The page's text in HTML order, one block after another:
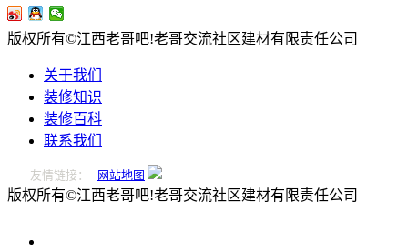
版权所有©江西老哥吧!老哥交流社区建材有限责任公司
关于我们
装修知识
装修百科
联系我们
友情链接： 网站地图
版权所有©江西老哥吧!老哥交流社区建材有限责任公司